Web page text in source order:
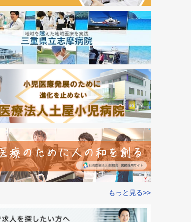
もっと見る>>